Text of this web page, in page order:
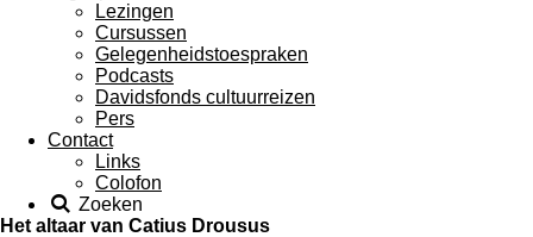
Lezingen
Cursussen
Gelegenheidstoespraken
Podcasts
Davidsfonds cultuurreizen
Pers
Contact
Links
Colofon
Zoeken
Het altaar van Catius Drousus